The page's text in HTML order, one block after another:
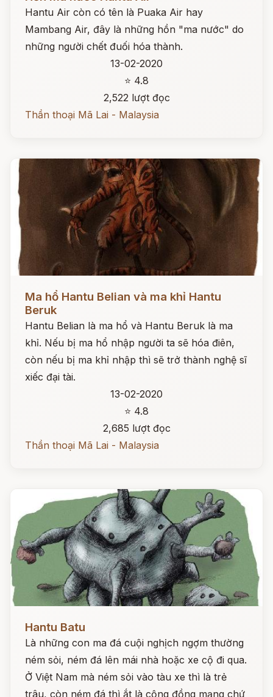
Hantu Air còn có tên là Puaka Air hay
Mambang Air, đây là những hồn "ma nước" do
những người chết đuối hóa thành.
13-02-2020
⭐ 4.8
2,522 lượt đọc
Thần thoại Mã Lai - Malaysia
Ma hổ Hantu Belian và ma khỉ Hantu
Beruk
Hantu Belian là ma hổ và Hantu Beruk là ma
khỉ. Nếu bị ma hổ nhập người ta sẽ hóa điên,
còn nếu bị ma khỉ nhập thì sẽ trở thành nghệ sĩ
xiếc đại tài.
13-02-2020
⭐ 4.8
2,685 lượt đọc
Thần thoại Mã Lai - Malaysia
Hantu Batu
Là những con ma đá cuội nghịch ngợm thường
ném sỏi, ném đá lên mái nhà hoặc xe cộ đi qua.
Ở Việt Nam mà ném sỏi vào tàu xe thì là trẻ
trâu, còn ném đá thì ắt là cộng đồng mạng chứ